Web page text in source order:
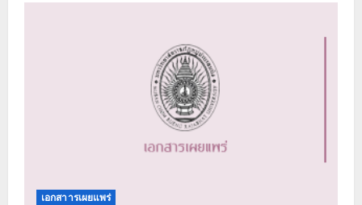
เอกสาารเผยแพร่